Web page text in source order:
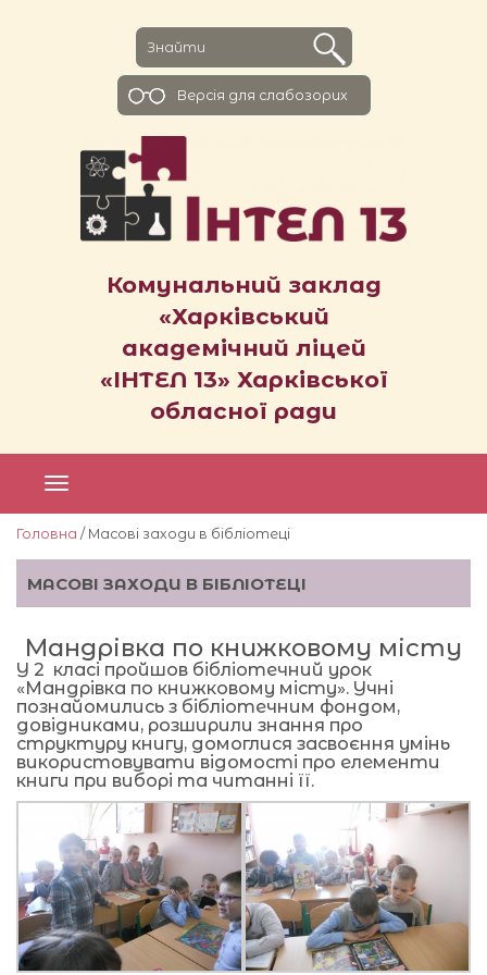
Комунальний заклад
«Харківський
академічний ліцей
«ІНТЕЛ 13» Харківської
обласної ради
Версiя для слабозорих
Головна / Масові заходи в бібліотеці
МАСОВІ ЗАХОДИ В БІБЛІОТЕЦІ
Мандрівка по книжковому місту
У 2 класі пройшов бібліотечний урок
«Мандрівка по книжковому місту». Учні
познайомились з бібліотечним фондом,
довідниками, розширили знання про
структуру книгу, домоглися засвоєння умінь
використовувати відомості про елементи
книги при виборі та читанні її.